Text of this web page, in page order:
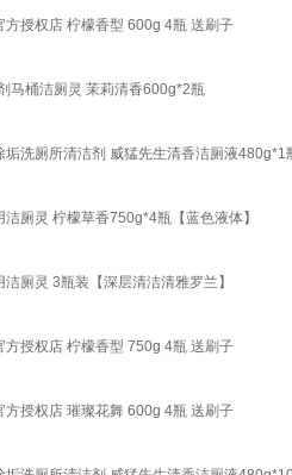
授权店 柠檬香型 600g 4瓶 送刷子
马桶洁厕灵 茉莉清香600g*2瓶
洗厕所清洁剂 威猛先生清香洁厕液480g*1
厕灵 柠檬草香750g*4瓶【蓝色液体】
厕灵 3瓶装【深层清洁清雅罗兰】
授权店 柠檬香型 750g 4瓶 送刷子
授权店 璀璨花舞 600g 4瓶 送刷子